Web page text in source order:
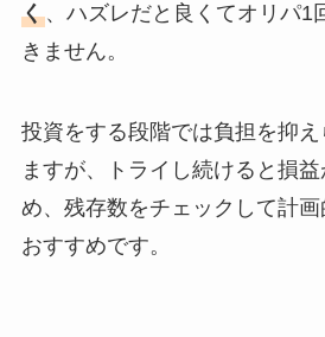
く、ハズレだと良くてオリパ1
きません。
投資をする段階では負担を抑
ますが、トライし続けると損
め、残存数をチェックして計
おすすめです。